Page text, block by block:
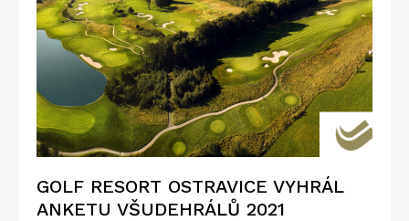
GOLF RESORT OSTRAVICE VYHRÁL
ANKETU VŠUDEHRÁLŮ 2021